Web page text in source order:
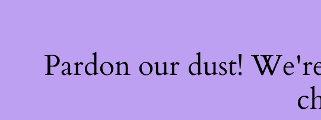
Pardon our dust!